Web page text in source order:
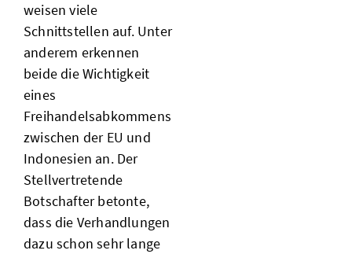
weisen viele
Schnittstellen auf. Unter
anderem erkennen
beide die Wichtigkeit
eines
Freihandelsabkommens
zwischen der EU und
Indonesien an. Der
Stellvertretende
Botschafter betonte,
dass die Verhandlungen
dazu schon sehr lange